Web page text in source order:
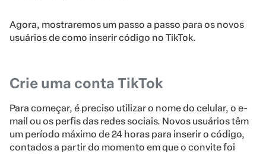
Agora, mostraremos um passo a passo para os novos
usuários de como inserir código no TikTok.
Crie uma conta TikTok
Para começar, é preciso utilizar o nome do celular, o e-
mail ou os perfis das redes sociais. Novos usuários têm
um período máximo de 24 horas para inserir o código,
contados a partir do momento em que o convite foi